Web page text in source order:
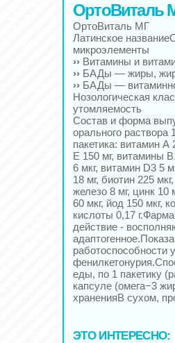
ОртоВиталь
ОртоВиталь МГ
Латинское
микроэлементы
›› Витамины и
›› БАДы — жиры,
›› БАДы —
Нозологическая
утомляемость
Состав и форма
орального раствора
пакетика: витамин
E 150 мг, витамины
6 мкг, витамин D3 5
18 мг, биотин 225
железо 8 мг, цинк 10
60 мкг, йод 150 мкг,
кислоты 0,17
действие -
работоспособности
еды, по 1 пакетику
капсуле (омега−3
храненияВ сухом,
ЭТО ИНТЕРЕСНО: